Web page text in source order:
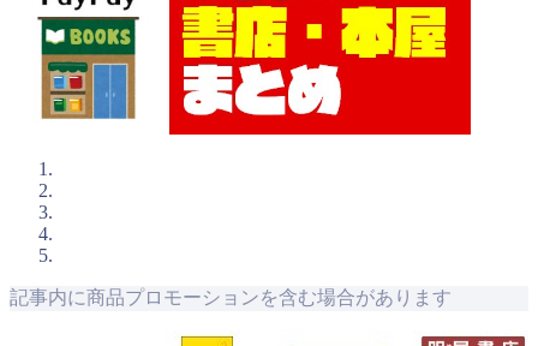
記事内に商品プロモーションを含む場合があります